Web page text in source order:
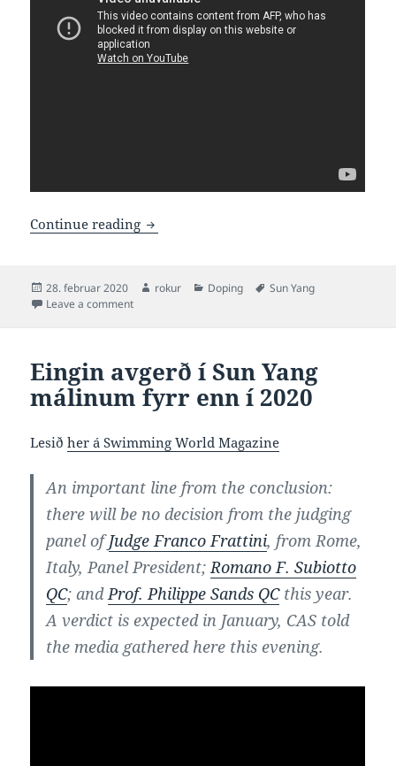
Continue reading Sun Yang 8 ára bann fyri doping
Posted
on
28. februar 2020 Author
rokur Categories
Doping Tags
Sun Yang
Leave a commenton Sun Yang 8 ára bann fyri doping
Eingin avgerð í Sun Yang
málinum fyrr enn í 2020
Lesiðher á Swimming World Magazine
An important line from the conclusion:
there will be no decision from the judging
panel ofJudge Franco Frattini, from Rome,
Italy, Panel President; Romano F. Subiotto
QC; and Prof. Philippe Sands QCthis year.
A verdict is expected in January, CAS told
the media gathered here this evening.